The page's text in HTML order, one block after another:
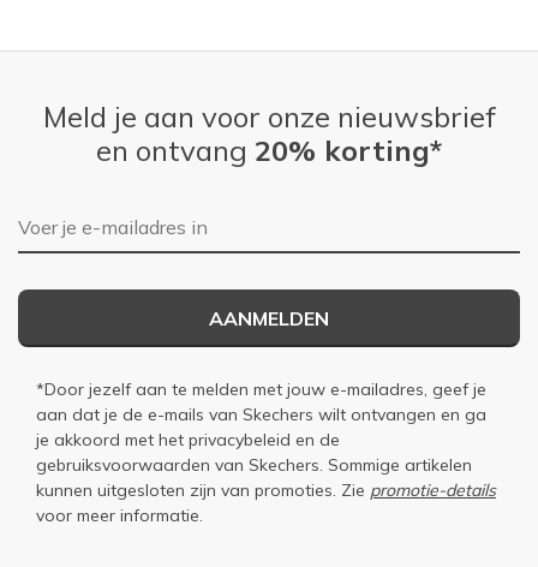
Meld je aan voor onze nieuwsbrief
en ontvang 20% korting*
E-mailadres
AANMELDEN
*Door jezelf aan te melden met jouw e-mailadres, geef je
aan dat je de e-mails van Skechers wilt ontvangen en ga
je akkoord met het privacybeleid en de
gebruiksvoorwaarden van Skechers. Sommige artikelen
kunnen uitgesloten zijn van promoties. Zie promotie-details
voor meer informatie.